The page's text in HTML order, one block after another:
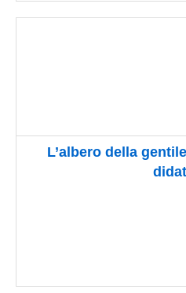
L’albero della